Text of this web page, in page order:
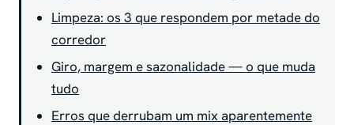
Limpeza: os 3 que respondem por metade do
corredor
Giro, margem e sazonalidade — o que muda
tudo
Erros que derrubam um mix aparentemente